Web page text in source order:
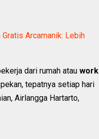
Arcamanik: Lebih
dari rumah atau work
tepatnya setiap hari
Airlangga Hartarto,